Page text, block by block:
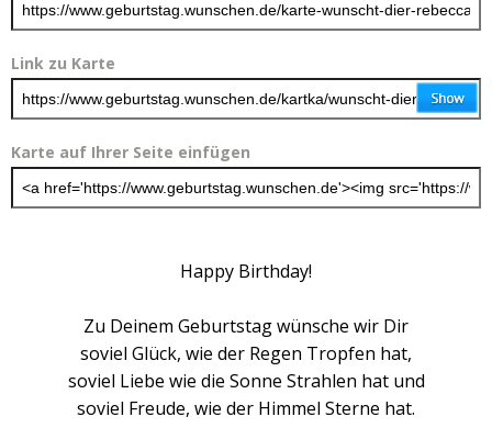
Link zu Karte
Karte auf Ihrer Seite einfügen
Happy Birthday!
Zu Deinem Geburtstag wünsche wir Dir
soviel Glück, wie der Regen Tropfen hat,
soviel Liebe wie die Sonne Strahlen hat und
soviel Freude, wie der Himmel Sterne hat.